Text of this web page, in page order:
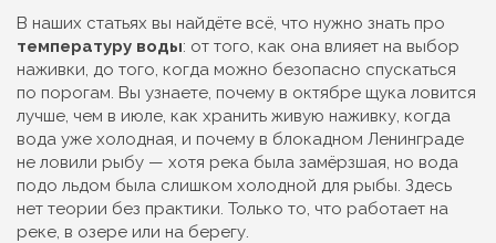
В наших статьях вы найдёте всё, что нужно знать про
температуру воды: от того, как она влияет на выбор
наживки, до того, когда можно безопасно спускаться
по порогам. Вы узнаете, почему в октябре щука ловится
лучше, чем в июле, как хранить живую наживку, когда
вода уже холодная, и почему в блокадном Ленинграде
не ловили рыбу — хотя река была замёрзшая, но вода
подо льдом была слишком холодной для рыбы. Здесь
нет теории без практики. Только то, что работает на
реке, в озере или на берегу.